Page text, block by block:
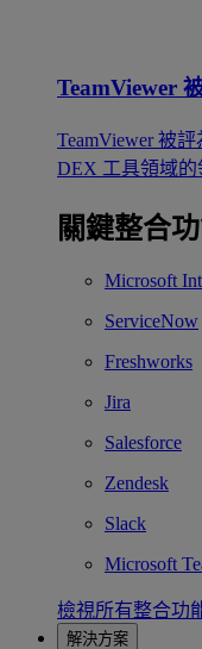
TeamViewer
TeamViewer 被
DEX 工具領域的
關鍵整合
Microsoft
ServiceNow
Freshworks
Jira
Salesforce
Zendesk
Slack
Microsoft
檢視所有整合功
解決方案